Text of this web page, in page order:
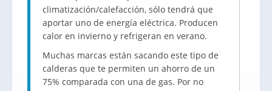
climatización/calefacción, sólo tendrá que
aportar uno de energía eléctrica. Producen
calor en invierno y refrigeran en verano.
Muchas marcas están sacando este tipo de
calderas que te permiten un ahorro de un
75% comparada con una de gas. Por no